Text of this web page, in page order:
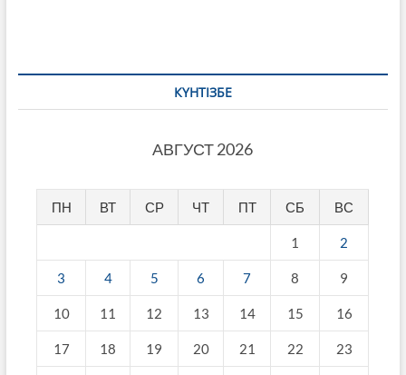
КҮНТІЗБЕ
АВГУСТ 2026
ПН ВТ СР ЧТ ПТ СБ ВС
1 2
3 4 5 6 7 8 9
10 11 12 13 14 15 16
17 18 19 20 21 22 23